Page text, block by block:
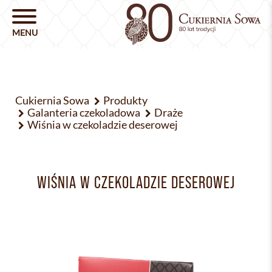
Cukiernia Sowa
Produkty
Galanteria czekoladowa
Draże
Wiśnia w czekoladzie deserowej
WIŚNIA W CZEKOLADZIE DESEROWEJ